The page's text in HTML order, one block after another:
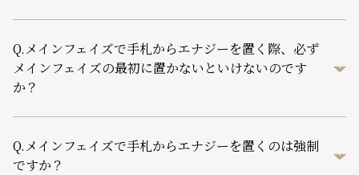
Q.メインフェイズで手札からエナジーを置く際、必ず
メインフェイズの最初に置かないといけないのです
か？
Q.メインフェイズで手札からエナジーを置くのは強制
ですか？